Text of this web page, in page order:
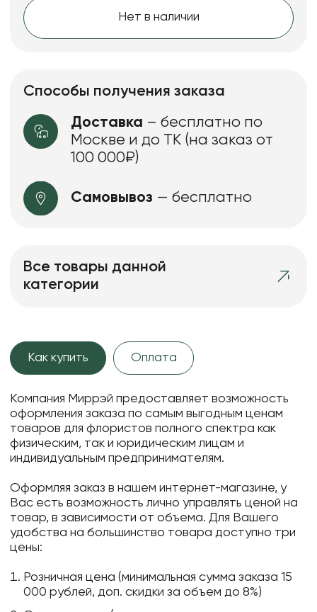
Нет в наличии
Способы получения заказа
Доставка – бесплатно по
Москве и до ТК (на заказ от
100 000₽)
Самовывоз — бесплатно
Все товары данной
категории
Как купить Оплата
Компания Миррэй предоставляет возможность
оформления заказа по самым выгодным ценам
товаров для флористов полного спектра как
физическим, так и юридическим лицам и
индивидуальным предпринимателям.
Оформляя заказ в нашем интернет-магазине, у
Вас есть возможность лично управлять ценой на
товар, в зависимости от объема. Для Вашего
удобства на большинство товара доступно три
цены:
Розничная цена (минимальная сумма заказа 15
000 рублей, доп. скидки за объем до 8%)